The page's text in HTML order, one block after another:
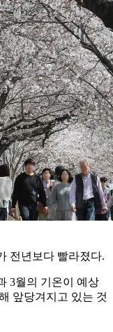
전년보다 빨라졌다.
3월의 기온이 예상
앞당겨지고 있는 것